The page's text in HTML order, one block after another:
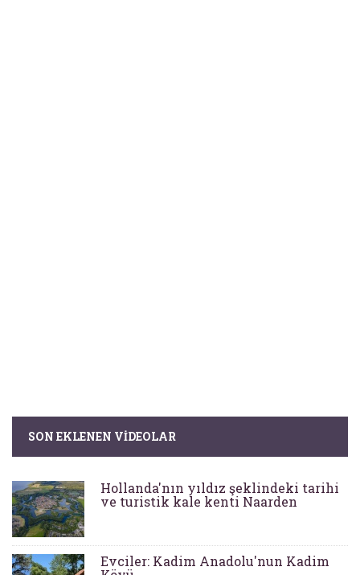
SON EKLENEN VIDEOLAR
Hollanda'nın yıldız şeklindeki tarihi
ve turistik kale kenti Naarden
Evciler: Kadim Anadolu'nun Kadim